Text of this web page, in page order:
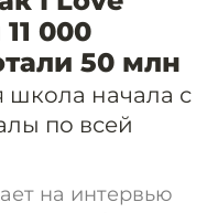
000
50 млн
школа начала с
по всей
на интервью